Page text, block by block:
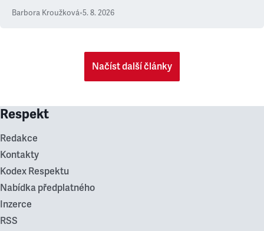
Barbora Kroužková•5. 8. 2026
Načíst další články
Respekt
Redakce
Kontakty
Kodex Respektu
Nabídka předplatného
Inzerce
RSS